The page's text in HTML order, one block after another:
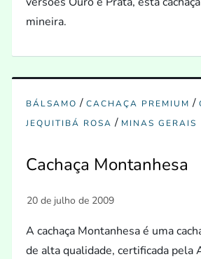
mineira.
BÁLSAMO /CACHAÇA PREMIUM /
JEQUITIBÁ ROSA / MINAS GERAIS
Cachaça Montanhesa
A cachaça Montanhesa é uma
de alta qualidade, certificada pela